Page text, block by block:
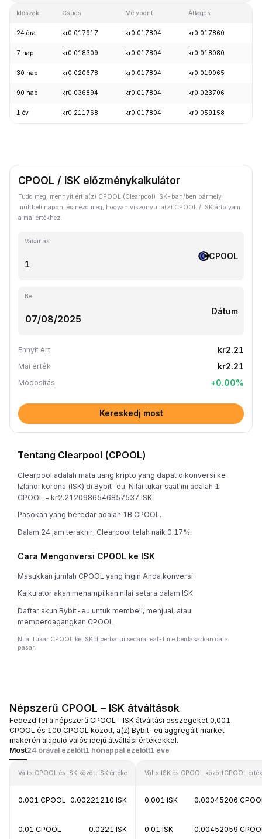
Időszak Csúcs Mélypont Átlagos
24 óra kr0.017917 kr0.017804 kr0.017860
7 nap kr0.018309 kr0.017804 kr0.018080
30 nap kr0.020678 kr0.017804 kr0.019065
90 nap kr0.036894 kr0.017804 kr0.023706
1 év kr0.211768 kr0.017804 kr0.059158
CPOOL / ISK előzménykalkulátor
Tudd meg, mennyit ért a(z) CPOOL (Clearpool) ISK-ban/ben bármely
múltbeli napon, és nézd meg, hogyan viszonyul a(z) CPOOL / ISK árfolyam
a mai értékhez.
Vásárlás
CPOOL
Be
Dátum
Ennyit ért kr2.21
Mai érték kr2.21
Módosítás +0.00%
Kereskedj most
Tentang Clearpool (CPOOL)
Clearpool adalah mata uang kripto yang dapat dikonversi ke
Izlandi korona (ISK) di Bybit-eu. Nilai tukar saat ini adalah 1
CPOOL = kr2.2120986546857537 ISK.
Pasokan yang beredar adalah 1B CPOOL.
Dalam 24 jam terakhir, Clearpool telah naik 0.17%.
Cara Mengonversi CPOOL ke ISK
Masukkan jumlah CPOOL yang ingin Anda konversi
Kalkulator akan menampilkan nilai setara dalam ISK
Daftar akun Bybit-eu untuk membeli, menjual, atau
memperdagangkan CPOOL
Nilai tukar CPOOL ke ISK diperbarui secara real-time berdasarkan data
pasar.
Népszerű CPOOL – ISK átváltások
Fedezd fel a népszerű CPOOL – ISK átváltási összegeket 0,001
CPOOL és 100 CPOOL között, a(z) Bybit-eu aggregált market
makerén alapuló valós idejű átváltási értékekkel.
Most24 órával ezelőtt1 hónappal ezelőtt1 éve
Válts CPOOL és ISK között ISK értéke
0.001 CPOOL 0.00221210 ISK
0.01 CPOOL 0.0221 ISK
Válts ISK és CPOOL közöttCPOOL
0.001 ISK 0.00045206
0.01 ISK 0.00452059